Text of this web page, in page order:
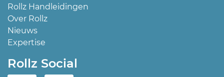
Rollz Handleidingen
Over Rollz
Nieuws
Expertise
Rollz Social